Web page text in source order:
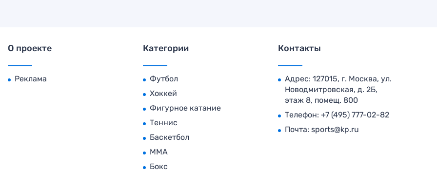
О проекте
Реклама
Категории
Футбол
Хоккей
Фигурное катание
Теннис
Баскетбол
MMA
Бокс
Контакты
Адрес: 127015, г. Москва, ул.
Новодмитровская, д. 2Б,
этаж 8, помещ. 800
Телефон: +7 (495) 777-02-82
Почта: sports@kp.ru